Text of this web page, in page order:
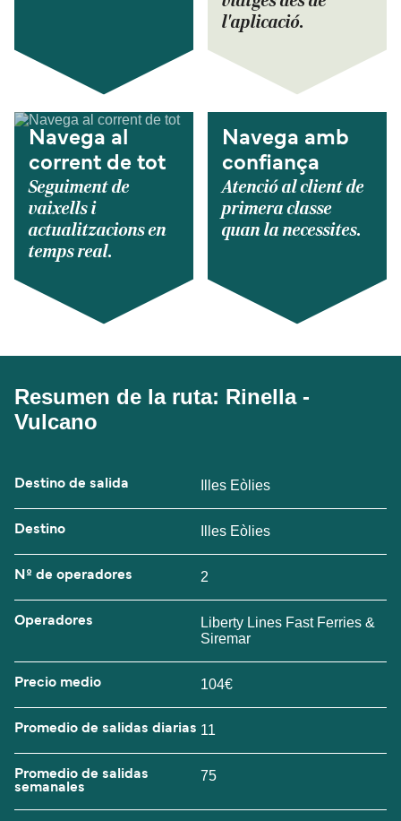
l'aplicació.
Navega al
corrent de tot
Seguiment de
vaixells i
actualitzacions en
temps real.
Navega amb
confiança
Atenció al client de
primera classe
quan la necessites.
Resumen de la ruta: Rinella -
Vulcano
Destino de salida Illes Eòlies
Destino Illes Eòlies
Nº de operadores 2
Operadores
Liberty Lines Fast Ferries &
Siremar
Precio medio 104€
Promedio de salidas diarias 11
Promedio de salidas
semanales
75